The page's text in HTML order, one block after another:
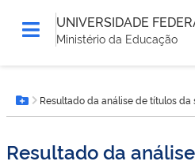
UNIVERSIDADE
Ministério da Educação
está
aqui:Botão Menu
Resultado da análise de títulos da
Resultado da